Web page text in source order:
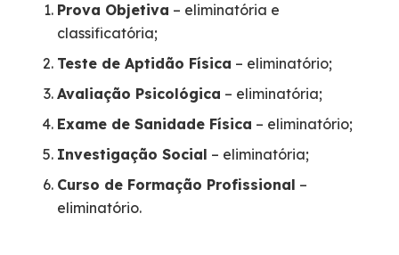
Prova Objetiva – eliminatória e
classificatória;
Teste de Aptidão Física – eliminatório;
Avaliação Psicológica – eliminatória;
Exame de Sanidade Física – eliminatório;
Investigação Social – eliminatória;
Curso de Formação Profissional –
eliminatório.